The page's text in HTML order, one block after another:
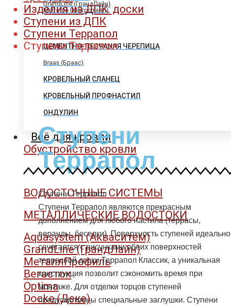
GrandLine (ГрандЛайн)
Metrotile (Метротайл)
ЦЕМЕНТНО-ПЕСЧАНАЯ ЧЕРЕПИЦА
Braas (Браас)
КРОВЕЛЬНЫЙ СЛАНЕЦ
КРОВЕЛЬНЫЙ ПРОФНАСТИЛ
ОНДУЛИН
Всё для кровли
Обустройство кровли
ВОДОСТОЧНЫЕ СИСТЕМЫ
МЕТАЛЛИЧЕСКИЕ ВОДОСТОКИ
Aquasystem (Акваситем)
GrandLine (ГрандЛайн)
МеталлПрофиль
Вегасток
Optima
Docke (Деке)
Изделия из ДПК: доски
Ступени из ДПК
Ступени Террапол
Ступени Террапол
Ступени
Террапол
Ступени Террапол
Ступени Террапол являются прекрасным
дополнением для любого настила (террасы,
веранды, беседки). Поверхность ступеней идеально
сочетается с рисунками обеих поверхностей
террасной доски Террапол Классик, а уникальная
конструкция позволит сэкономить время при
монтаже. Для отделки торцов ступеней
предусмотрены специальные заглушки. Ступени